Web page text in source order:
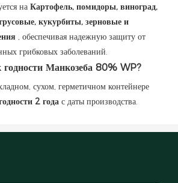
на Картофель, помидоры, виноград,
кукурбиты, зерновые и
, обеспечивая надежную защиту от
грибковых заболеваний.
годности Манкозеба 80% WP?
сухом, герметичном контейнере
2 года с даты производства.